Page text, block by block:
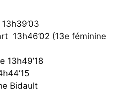
13h46’02 (13e féminine
13h49’18
Bidault